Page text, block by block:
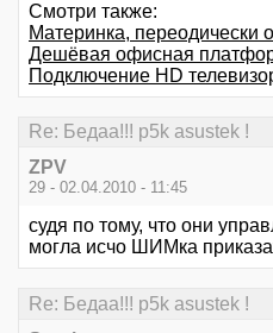
Смотри также:
Материнка, переодически
Дешёвая офисная
Подключение HD
Re: Бедаа!!! p5k asustek !
ZPV
29 - 02.04.2010 - 11:45
судя по тому, что они
могла исчо ШИМка
Re: Бедаа!!! p5k asustek !